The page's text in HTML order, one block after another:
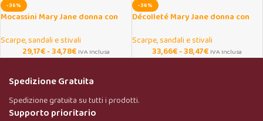
-36%
Mocassini Mary Jane donna con
Scarpe, sandali e stivali
29,17€-34,78€ IVA Inclusa
-36%
Décolleté Mary Jane donna con
Scarpe, sandali e stivali
33,66€-38,47€ IVA Inclusa
Spedizione Gratuita
Spedizione gratuita su tutti i prodotti.
Supporto prioritario